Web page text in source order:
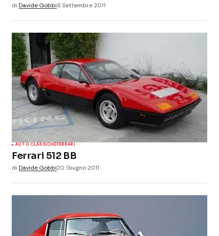
di Davide Gobbi9 Settembre 2011
AUTO CLASSICHEFERRARI
Ferrari 512 BB
di Davide Gobbi20 Giugno 2011